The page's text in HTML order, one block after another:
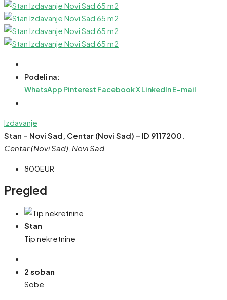
Podeli na:
WhatsApp Pinterest FacebookXLinkedInE-mail
Izdavanje
Stan – Novi Sad, Centar (Novi Sad) – ID 9117200.
Centar (Novi Sad), Novi Sad
800EUR
Pregled
Stan
Tip nekretnine
2 soban
Sobe